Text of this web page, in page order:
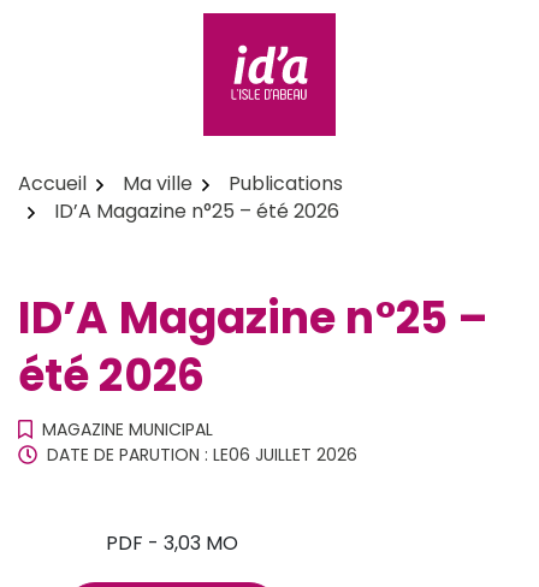
id'a L'Isle d'Abeau
Accueil Ma ville
Publications
ID’A Magazine n°25 – été 2026
ID’A Magazine n°25 –
été 2026
MAGAZINE MUNICIPAL
DATE DE PARUTION : LE06 JUILLET 2026
PDF - 3,03 MO